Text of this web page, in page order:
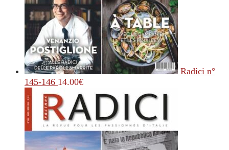
Radici n°
145-146 14.00€